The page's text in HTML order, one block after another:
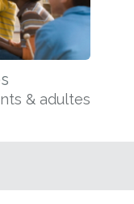
& adultes